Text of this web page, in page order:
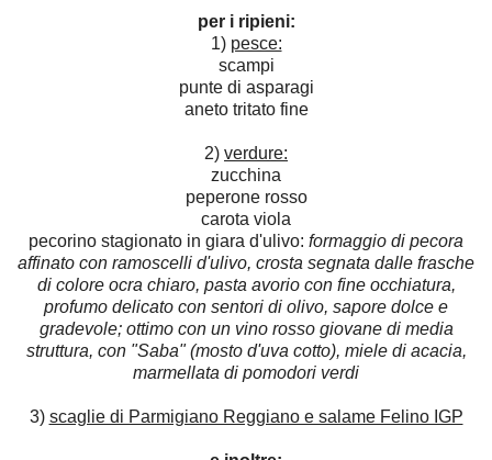
per i ripieni:
1) pesce:
scampi
punte di asparagi
aneto tritato fine
2) verdure:
zucchina
peperone rosso
carota viola
pecorino stagionato in giara d'ulivo: formaggio di pecora
affinato con ramoscelli d'ulivo, crosta segnata dalle frasche
di colore ocra chiaro, pasta avorio con fine occhiatura,
profumo delicato con sentori di olivo, sapore dolce e
gradevole; ottimo con un vino rosso giovane di media
struttura, con "Saba" (mosto d'uva cotto), miele di acacia,
marmellata di pomodori verdi
3) scaglie di Parmigiano Reggiano e salame Felino IGP